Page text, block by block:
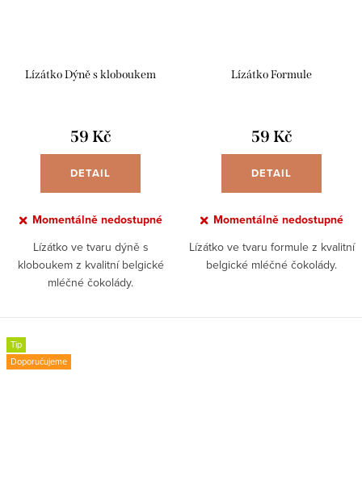
Lízátko Dýně s kloboukem
59 Kč
DETAIL
Momentálně nedostupné
Lízátko ve tvaru dýně s
kloboukem z kvalitní belgické
mléčné čokolády.
Lízátko Formule
59 Kč
DETAIL
Momentálně nedostupné
Lízátko ve tvaru formule z kvalitní
belgické mléčné čokolády.
Tip
Doporučujeme